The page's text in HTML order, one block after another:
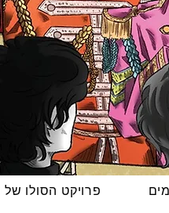
פרויקט הסולו של